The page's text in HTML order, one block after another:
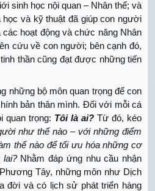
sinh học nội quan – Nhân thể; và
và kỹ thuật đã giúp con người
hoạt động và chức năng Nhân
cứu về con người; bên cạnh đó,
thần cũng đạt được những tiến
những bộ môn quan trọng để con
bản thân mình. Đối với mỗi cá
quan trọng: Tôi là ai? Từ đó, kéo
như thế nào – với những điểm
thế nào để tối ưu hóa những cơ
lai? Nhằm đáp ứng nhu cầu nhận
Tây, những môn như Dịch
đời và có lịch sử phát triển hàng